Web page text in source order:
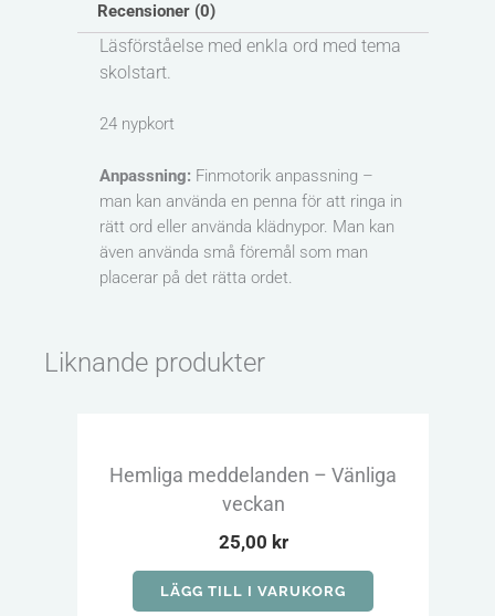
Recensioner (0)
Läsförståelse med enkla ord med tema
skolstart.
24 nypkort
Anpassning: Finmotorik anpassning –
man kan använda en penna för att ringa in
rätt ord eller använda klädnypor. Man kan
även använda små föremål som man
placerar på det rätta ordet.
Liknande produkter
Hemliga meddelanden – Vänliga
veckan
25,00 kr
LÄGG TILL I VARUKORG